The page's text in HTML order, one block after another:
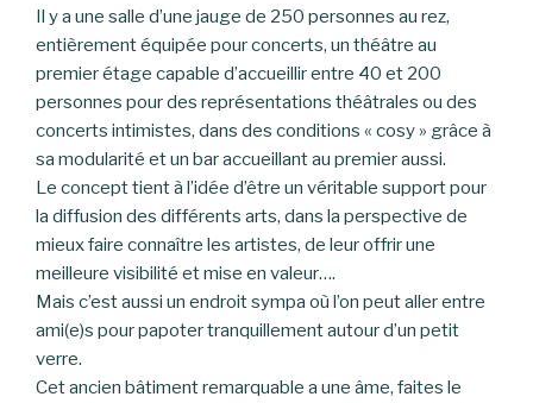
Il y a une salle d’une jauge de 250 personnes au rez,
entièrement équipée pour concerts, un théâtre au
premier étage capable d’accueillir entre 40 et 200
personnes pour des représentations théâtrales ou des
concerts intimistes, dans des conditions « cosy » grâce à
sa modularité et un bar accueillant au premier aussi.
Le concept tient à l’idée d’être un véritable support pour
la diffusion des différents arts, dans la perspective de
mieux faire connaître les artistes, de leur offrir une
meilleure visibilité et mise en valeur….
Mais c’est aussi un endroit sympa où l’on peut aller entre
ami(e)s pour papoter tranquillement autour d’un petit
verre.
Cet ancien bâtiment remarquable a une âme, faites le